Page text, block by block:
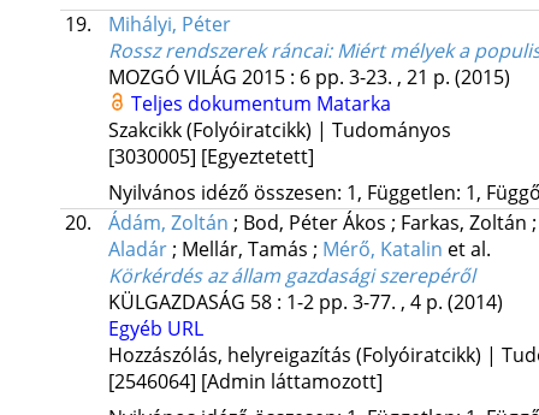
19.
Mihályi, Péter
Rossz rendszerek ráncai: Miért mélyek a
MOZGÓ VILÁG 2015: 6 pp. 3-23. , 21 p. (2015)
Teljes dokumentum Matarka
Szakcikk (Folyóiratcikk) | Tudományos
[3030005] [Egyeztetett]
Nyilvános idéző összesen: 1, Független: 1,
20.
Ádám, Zoltán ; Bod, Péter Ákos ; Farkas, Zoltán
Aladár; Mellár, Tamás ; Mérő, Katalin et al.
Körkérdés az állam gazdasági szerepéről
KÜLGAZDASÁG 58: 1-2 pp. 3-77. , 4 p. (2014)
Egyéb URL
Hozzászólás, helyreigazítás (Folyóiratcikk) |
[2546064] [Admin láttamozott]